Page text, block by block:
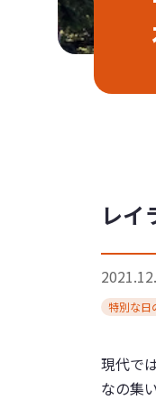
レイ
特別な日
現代で
なの集